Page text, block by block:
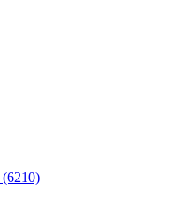
(6210)